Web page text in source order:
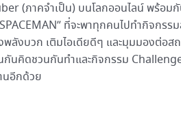
(ภาคจำเป็น) บนโลกออนไลน์ พร้อม
ที่จะพาทุกคนไปทำกิจกร
ลังบวก เติมไอเดียดีๆ และมุมมองต่อ
กันคิดชวนกันทำและกิจกรรม
นอีกด้วย